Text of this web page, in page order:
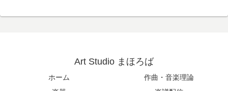
Art Studio まほろば
ホーム
作曲・音楽理論